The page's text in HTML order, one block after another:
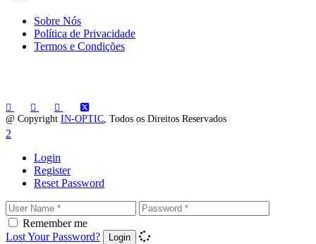
Sobre Nós
Política de Privacidade
Termos e Condições
@ Copyright IN-OPTIC, Todos os Direitos Reservados
Login
Register
Reset Password
Remember me
Lost Your Password?
Login